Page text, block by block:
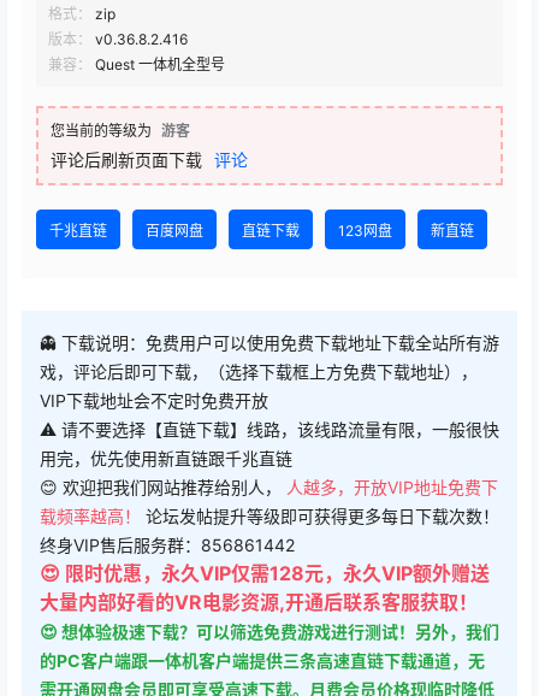
格式：
zip
版本：
v0.36.8.2.416
兼容：
Quest 一体机全型号
您当前的等级为 游客
评论后刷新页面下载 评论
千兆直链 百度网盘 直链下载 123网盘 新直链
👻 下载说明：免费用户可以使用免费下载地址下载全站所有游
戏，评论后即可下载，（选择下载框上方免费下载地址），
VIP下载地址会不定时免费开放
⚠ 请不要选择【直链下载】线路，该线路流量有限，一般很快
用完，优先使用新直链跟千兆直链
😊 欢迎把我们网站推荐给别人，
人越多，开放VIP地址免费下
载频率越高！ 论坛发帖提升等级即可获得更多每日下载次数！
终身VIP售后服务群：856861442
😍 限时优惠，永久VIP仅需128元，永久VIP额外赠送
大量内部好看的VR电影资源,开通后联系客服获取！
😍 想体验极速下载？可以筛选免费游戏进行测试！另外，我们
的PC客户端跟一体机客户端提供三条高速直链下载通道，无
需开通网盘会员即可享受高速下载。月费会员价格现临时降低